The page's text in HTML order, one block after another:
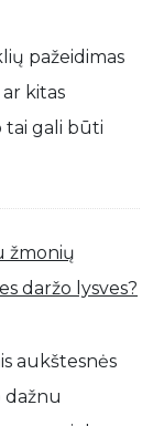
pažeidimas
kitas
tai gali būti
žmonių
daržo lysves?
aukštesnės
dažnu